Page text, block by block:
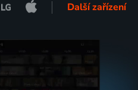
Další zařízení